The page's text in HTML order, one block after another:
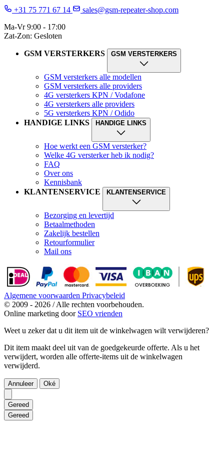
+31 75 771 67 14
sales@gsm-repeater-shop.com
Ma-Vr 9:00 - 17:00
Zat-Zon: Gesloten
GSM VERSTERKERS GSM VERSTERKERS
GSM versterkers alle modellen
GSM versterkers alle providers
4G versterkers KPN / Vodafone
4G versterkers alle providers
5G versterkers KPN / Odido
HANDIGE LINKS
HANDIGE LINKS
Hoe werkt een GSM versterker?
Welke 4G versterker heb ik nodig?
FAQ
Over ons
Kennisbank
KLANTENSERVICE
KLANTENSERVICE
Bezorging en levertijd
Betaalmethoden
Zakelijk bestellen
Retourformulier
Mail ons
Algemene voorwaarden Privacybeleid
© 2009 - 2026 / Alle rechten voorbehouden.
Online marketing door SEO vrienden
Weet u zeker dat u dit item uit de winkelwagen wilt verwijderen?
Dit item maakt deel uit van de goedgekeurde offerte. Als u het
verwijdert, worden alle offerte-items uit de winkelwagen
verwijderd.
Annuleer Oké
Gereed
Gereed